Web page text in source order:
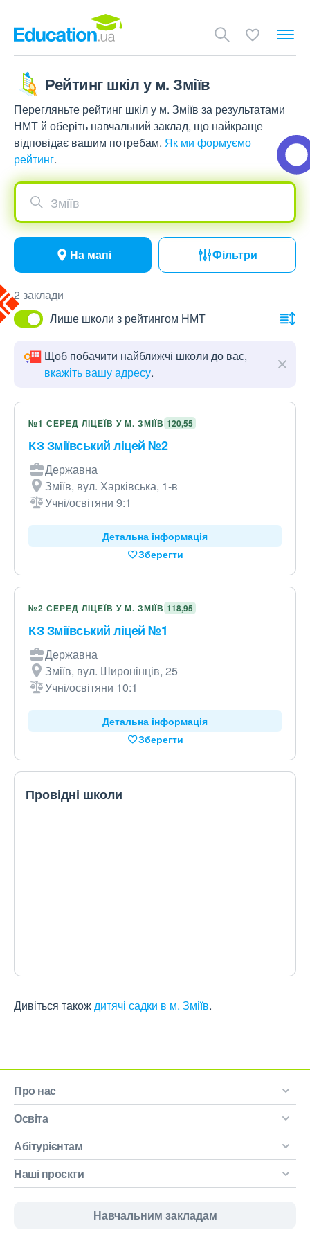
Рейтинг шкіл у м. Зміїв
Перегляньте рейтинг шкіл у м. Зміїв за результатами
НМТ й оберіть навчальний заклад, що найкраще
відповідає вашим потребам. Як ми формуємо
рейтинг.
Зміїв
На мапі Фільтри
2 заклади
Лише школи з рейтингом НМТ
Щоб побачити найближчі школи до вас,
вкажіть вашу адресу.
№1 СЕРЕД ЛІЦЕЇВ У М. ЗМІЇВ 120,55
КЗ Зміївський ліцей №2
Державна
Зміїв, вул. Харківська, 1-в
Учні/освітяни 9:1
Детальна інформація
Зберегти
№2 СЕРЕД ЛІЦЕЇВ У М. ЗМІЇВ 118,95
КЗ Зміївський ліцей №1
Державна
Зміїв, вул. Широнінців, 25
Учні/освітяни 10:1
Детальна інформація
Зберегти
Провідні школи
Дивіться такождитячі садки в м. Зміїв.
Про нас
Освіта
Абітурієнтам
Наші проєкти
Навчальним закладам